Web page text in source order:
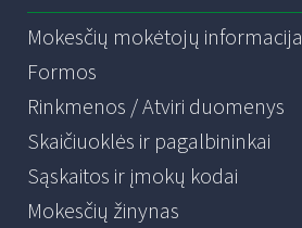
Mokesčių mokėtojų informacija
Formos
Rinkmenos / Atviri duomenys
Skaičiuoklės ir pagalbininkai
Sąskaitos ir įmokų kodai
Mokesčių žinynas